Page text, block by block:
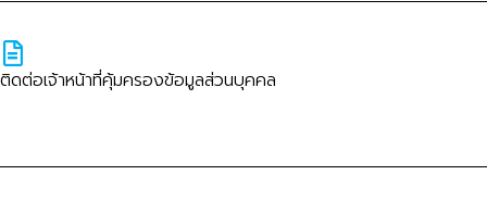
ติดต่อเจ้าหน้าที่คุ้มครองข้อมูลส่วนบุคคล